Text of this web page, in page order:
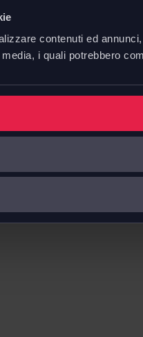
contenuti ed
i quali potrebbero